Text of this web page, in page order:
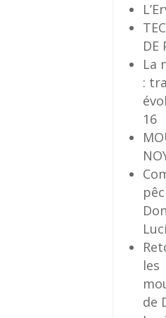
DE
La
:
16
les
de